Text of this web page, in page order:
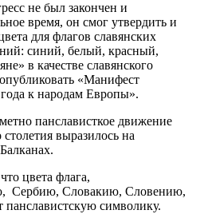
не был закончен и
время, он смог утвердить и
для флагов славянских
синий, белый, красный,
в качестве славянского
«Манифест
года к народам Европы».
панслависткое движение
выразилось на
цвета флага,
Сербию, Словакию, Словению,
панславистскую символику.